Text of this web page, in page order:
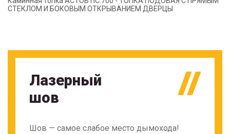
СТЕКЛОМ И БОКОВЫМ ОТКРЫВАНИЕМ ДВЕРЦЫ
Лазерный
шов
Шов — самое слабое место дымохода!